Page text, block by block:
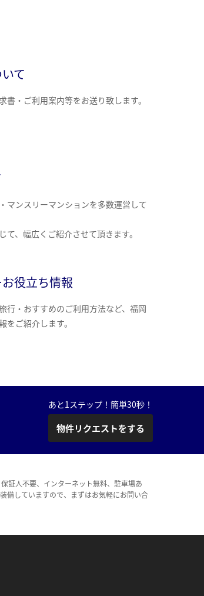
て
書・ご利用案内等をお送り致します。
マンスリーマンションを多数運営して
て、幅広くご紹介させて頂きます。
役立ち情報
行・おすすめのご利用方法など、福岡
をご紹介します。
あと1ステップ！簡単30秒！
物件リクエストをする
証人不要、インターネット無料、駐車場あ
備していますので、まずはお気軽にお問い合